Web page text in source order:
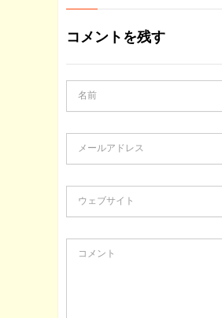
コメントを残す
名前
メールアドレス
ウェブサイト
コメント